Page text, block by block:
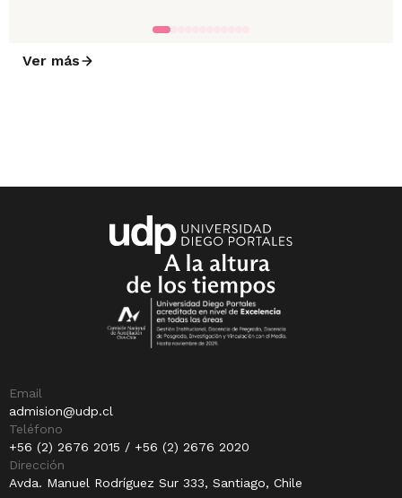
Ver más
Email
admision@udp.cl
Teléfono
+56 (2) 2676 2015 / +56 (2) 2676 2020
Dirección
Avda. Manuel Rodríguez Sur 333, Santiago, Chile